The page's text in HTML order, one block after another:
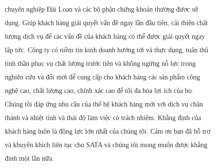
chuyên nghiệp Đài Loan và các bộ phận chứng khoán thường được sử
dụng. Giúp khách hàng giải quyết vấn đề ngay lần đầu tiên, cải thiện chất
lượng dịch vụ để các vấn đề của khách hàng có thể được giải quyết ngay
lập tức. Công ty có niềm tin kinh doanh hướng tới và thực dụng, tuân thủ
tinh thần phục vụ chất lượng trước tiên và không ngừng nỗ lực trong
nghiên cứu và đổi mới để cung cấp cho khách hàng các sản phẩm công
nghệ cao, chất lượng cao, chính xác cao để tối đa hóa lợi ích của họ.
Chúng tôi đáp ứng nhu cầu của thế hệ khách hàng mới với dịch vụ chân
thành và nhiệt tình và thái độ làm việc có trách nhiệm. Khẳng định của
khách hàng luôn là động lực lớn nhất của chúng tôi. Cảm ơn bạn đã hỗ trợ
và khuyến khích liên tục cho SATA và chúng tôi mong muốn được khẳng
định một lần nữa.